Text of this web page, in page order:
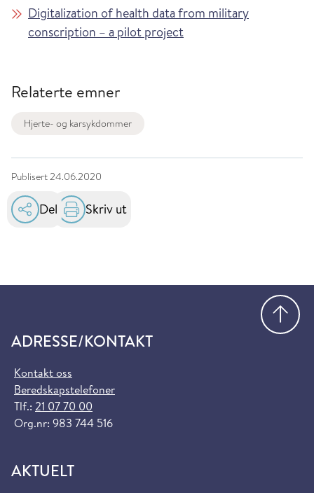
Digitalization of health data from military
conscription – a pilot project
Relaterte emner
Hjerte- og karsykdommer
Publisert24.06.2020
Del Skriv ut
ADRESSE/KONTAKT
Kontakt oss
Beredskapstelefoner
Tlf.: 21 07 70 00
Org.nr: 983 744 516
AKTUELT